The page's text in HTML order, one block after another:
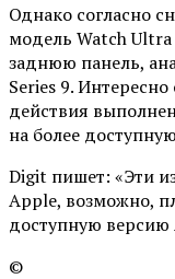
Однако согласно
модель Watch
заднюю панель,
Series 9.
действия
на более
Digit пишет: «Эти
Apple, возможно,
доступную версию
©